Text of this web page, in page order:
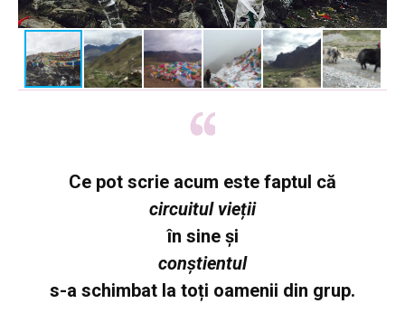
Ce pot scrie acum este faptul că
circuitul vieții
în sine și
conștientul
s-a schimbat la toți oamenii din grup.